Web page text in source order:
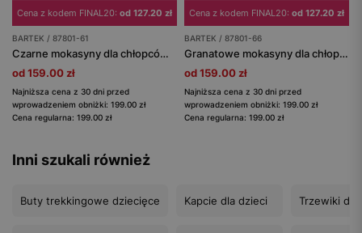
Cena z kodem FINAL20: od 127.20 zł
BARTEK / 87801-61
Czarne mokasyny dla chłopców BARTEK 87801-61
od 159.00 zł
Najniższa cena z 30 dni przed
wprowadzeniem obniżki: 199.00 zł
Cena regularna: 199.00 zł
Cena z kodem FINAL20: od 127.20 zł
BARTEK / 87801-66
Granatowe mokasyny dla chłopca z dwoiny welurowej BARTEK 87801-66
od 159.00 zł
Najniższa cena z 30 dni przed
wprowadzeniem obniżki: 199.00 zł
Cena regularna: 199.00 zł
Inni szukali również
Buty trekkingowe dziecięce Kapcie dla dzieci Trzewiki